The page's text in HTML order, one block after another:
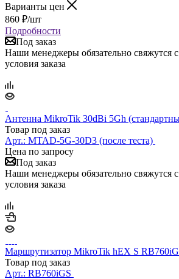
Варианты цен
860 ₽/шт
Подробности
Под заказ
Наши менеджеры обязательно свяжутся
условия заказа
Антенна MikroTik 30dBi 5Gh
Товар под заказ
Арт.: MTAD-5G-30D3 (после теста)
Цена по запросу
Под заказ
Наши менеджеры обязательно свяжутся
условия заказа
Маршрутизатор MikroTik hEX S
Товар под заказ
Арт.: RB760iGS